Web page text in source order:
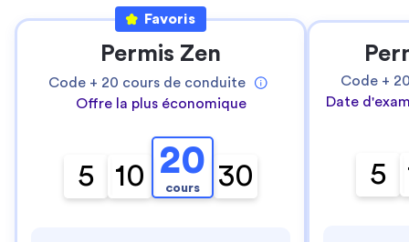
Favoris
Permis Zen
Code + 20 cours de conduite
Offre la plus économique
5 10 20
cours 30
Code +
Date
5